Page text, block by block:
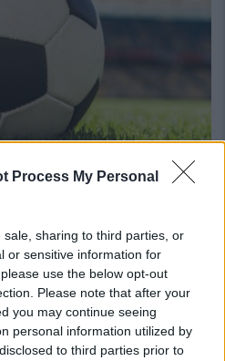
Process My Personal
sharing to third parties, or
or sensitive information for
use the below opt-out
Please note that after your
you may continue seeing
personal information utilized by
to third parties prior to
o is giogadoris de
sa cosa mellus po
ndi potzu cumprendi (e megu a
seus arribbaus, nci dda eus fata,
a nci spundi (po…